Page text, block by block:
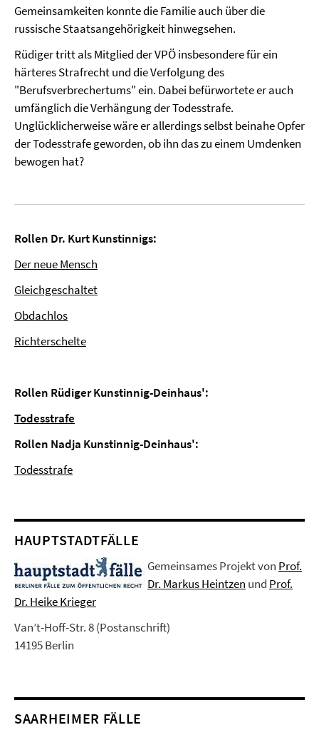
Gemeinsamkeiten konnte die Familie auch über die
russische Staatsangehörigkeit hinwegsehen.
Rüdiger tritt als Mitglied der VPÖ insbesondere für ein
härteres Strafrecht und die Verfolgung des
"Berufsverbrechertums" ein. Dabei befürwortete er auch
umfänglich die Verhängung der Todesstrafe.
Unglücklicherweise wäre er allerdings selbst beinahe Opfer
der Todesstrafe geworden, ob ihn das zu einem Umdenken
bewogen hat?
Rollen Dr. Kurt Kunstinnigs:
Der neue Mensch
Gleichgeschaltet
Obdachlos
Richterschelte
Rollen Rüdiger Kunstinnig-Deinhaus':
Todesstrafe
Rollen Nadja Kunstinnig-Deinhaus':
Todesstrafe
HAUPTSTADTFÄLLE
Gemeinsames Projekt von Prof.
Dr. Markus Heintzen und Prof.
Dr. Heike Krieger
Van’t-Hoff-Str. 8 (Postanschrift)
14195 Berlin
SAARHEIMER FÄLLE